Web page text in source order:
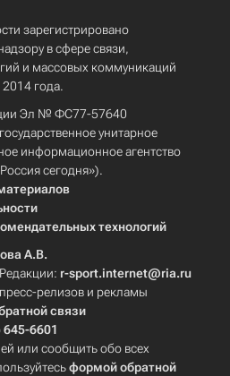
зарегистрировано
в сфере связи,
и массовых коммуникаций
года.
Эл № ФС77-57640
унитарное
информационное агентство
сегодня»).
технологий
А.В.
r-sport.internet@ria.ru
релизов и рекламы
связи
645-6601
или сообщить обо всех
формой обратной